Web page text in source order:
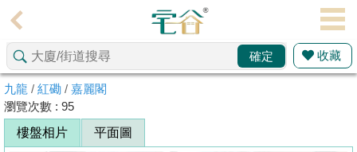
理
主
頁
搵
樓/
確定 收藏
九龍 / 紅磡 / 嘉麗閣
瀏覽次數 : 95
樓盤相片
平面圖